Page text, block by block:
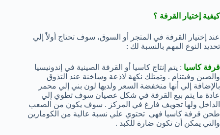
كيفية إختيار القرفة ؟
عند إختيار القرفة في المتجر أو السوق، سوف تحتاج أولاً إلي
تحديد النوع المهم بالنسبة لك :
قرفة كاسيا : يتم إنتاج كاسيا أو القرفة الصينية في إندونيسيا
والصين وفيتنام . وتمتلك نكهة لاذعة وساخنة عند التذوق
بالإضافة إلي أنها منخفضة السعر ولديها لون بني إلي محمر
عادة ما يتم بيع القرفة في شكل عصيان سوف تطوي إلي
الداخل ولها تجويف فارغ في المركز . سوف يكون من الصعب
طحن قرفة كاسيا فهي تحتوي علي نسبة عالية من الكومارين
والتي يمكن أن تكون ضارة للكبد .